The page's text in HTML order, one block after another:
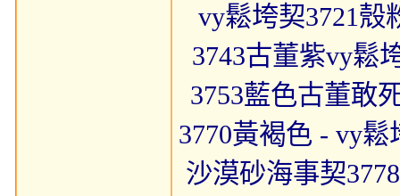
vy鬆垮契3721殼
3743古董紫vy鬆
3753藍色古董敢
3770黃褐色 - vy
沙漠砂海事契